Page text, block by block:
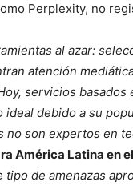
Perplexity, no
al azar:
atención
servicios
debido a su
son expertos en
América Latina en
tipo de amenazas